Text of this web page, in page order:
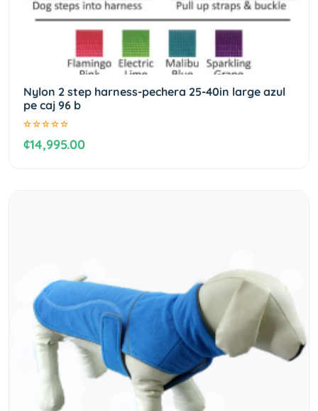
Nylon 2 step harness-pechera 25-40in large azul
pe caj 96 b
¢14,995.00